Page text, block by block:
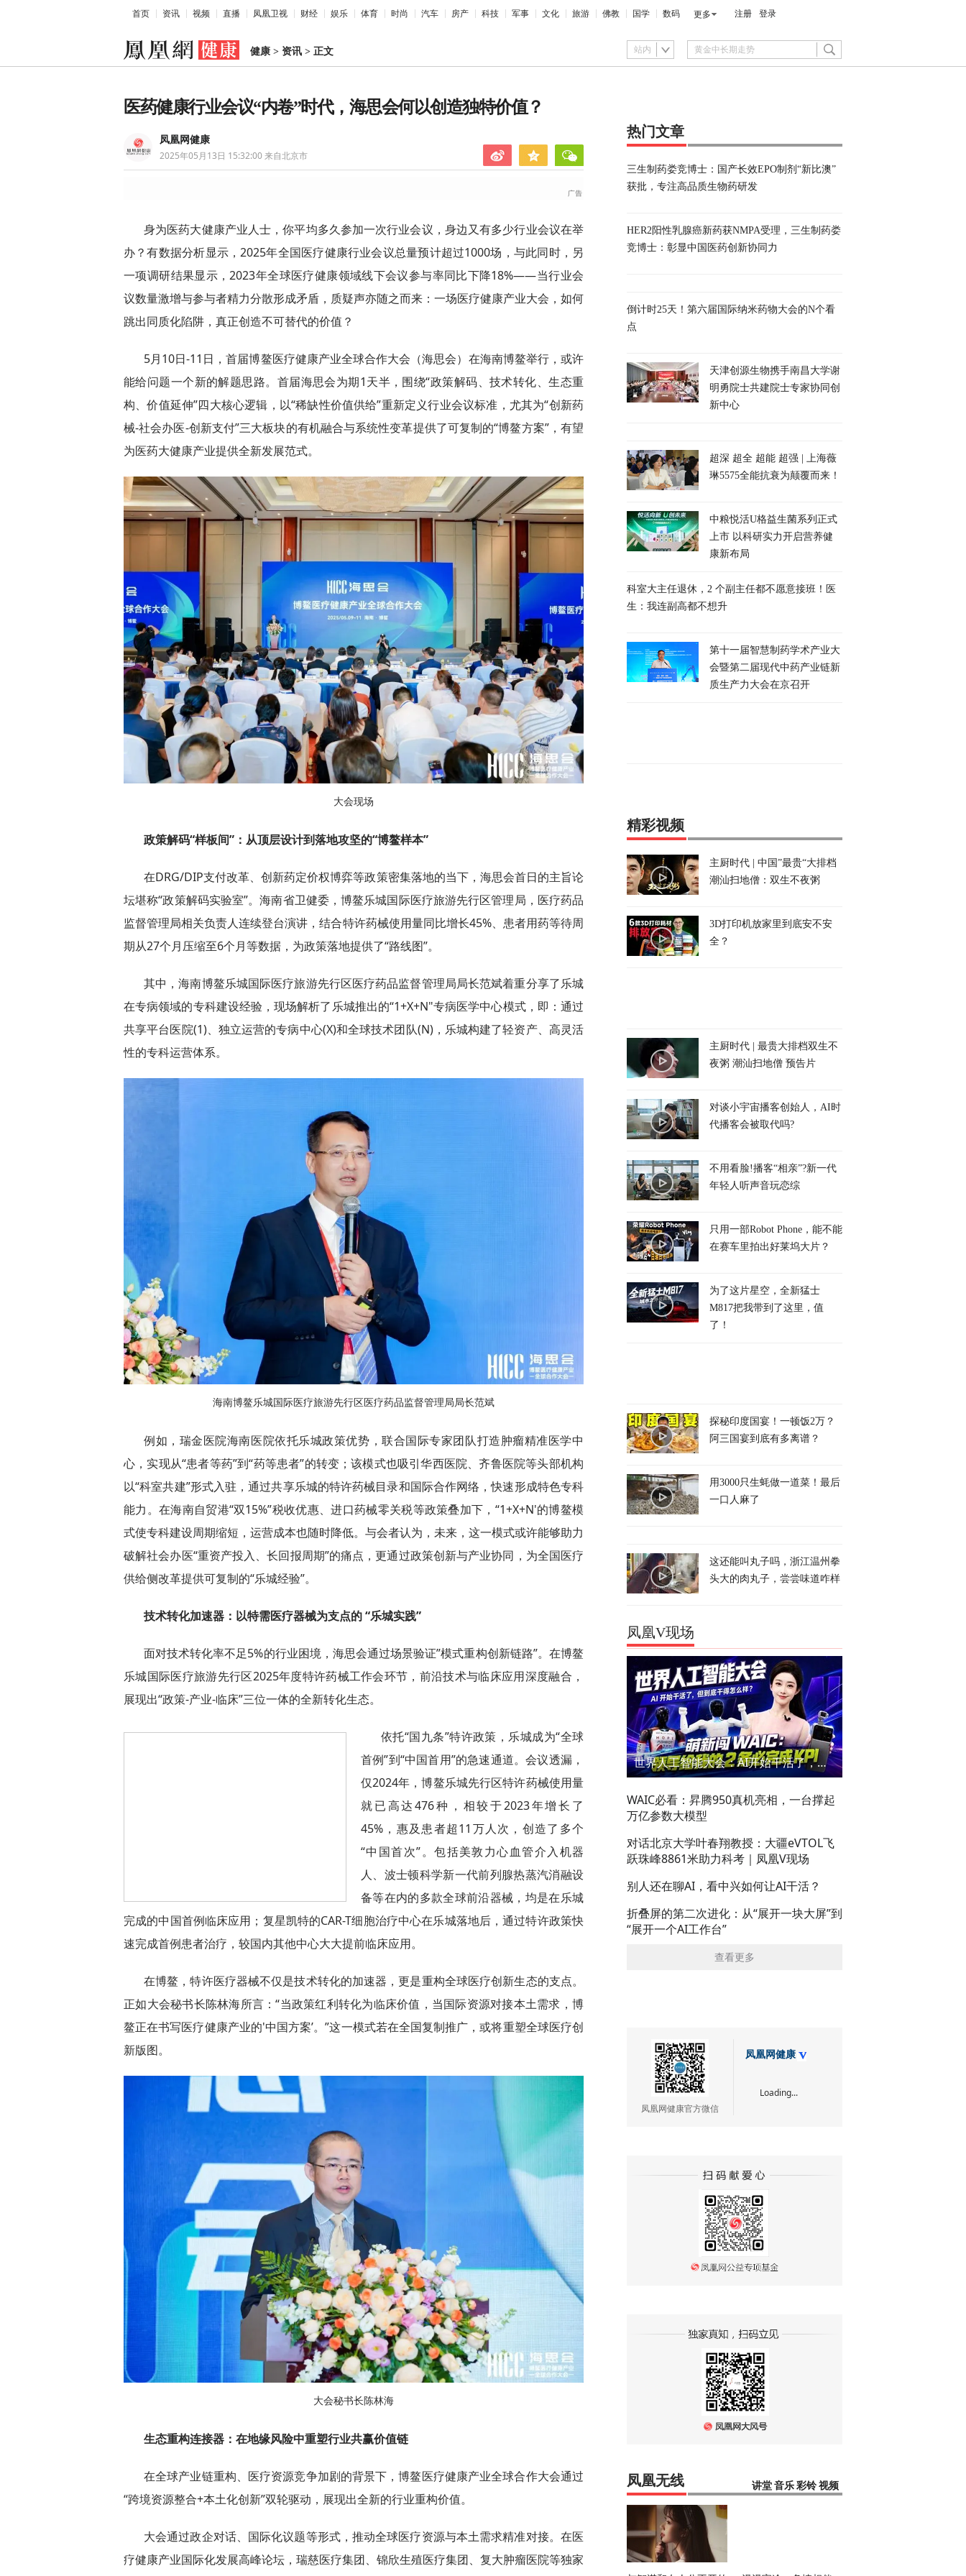
首页 资讯 视频 直播 凤凰卫视 财经 娱乐 体育 时尚 汽车 房产 科技 军事 文化 旅游 佛教 国学 数码 更多 注册 登录
健康 > 资讯 > 正文 站内
医药健康行业会议“内卷”时代，海思会何以创造独特价值？
凤凰网健康
2025年05月13日 15:32:00来自北京市
身为医药大健康产业人士，你平均多久参加一次行业会议，身边又有多少行业会议在举
办？有数据分析显示，2025年全国医疗健康行业会议总量预计超过1000场，与此同时，另
一项调研结果显示，2023年全球医疗健康领域线下会议参与率同比下降18%——当行业会
议数量激增与参与者精力分散形成矛盾，质疑声亦随之而来：一场医疗健康产业大会，如何
跳出同质化陷阱，真正创造不可替代的价值？
5月10日-11日，首届博鳌医疗健康产业全球合作大会（海思会）在海南博鳌举行，或许
能给问题一个新的解题思路。首届海思会为期1天半，围绕“政策解码、技术转化、生态重
构、价值延伸”四大核心逻辑，以“稀缺性价值供给”重新定义行业会议标准，尤其为“创新药
械-社会办医-创新支付”三大板块的有机融合与系统性变革提供了可复制的“博鳌方案”，有望
为医药大健康产业提供全新发展范式。
大会现场
政策解码“样板间”：从顶层设计到落地攻坚的“博鳌样本”
在DRG/DIP支付改革、创新药定价权博弈等政策密集落地的当下，海思会首日的主旨论
坛堪称“政策解码实验室”。海南省卫健委，博鳌乐城国际医疗旅游先行区管理局，医疗药品
监督管理局相关负责人连续登台演讲，结合特许药械使用量同比增长45%、患者用药等待周
期从27个月压缩至6个月等数据，为政策落地提供了“路线图”。
其中，海南博鳌乐城国际医疗旅游先行区医疗药品监督管理局局长范斌着重分享了乐城
在专病领域的专科建设经验，现场解析了乐城推出的“1+X+N"专病医学中心模式，即：通过
共享平台医院(1)、独立运营的专病中心(X)和全球技术团队(N)，乐城构建了轻资产、高灵活
性的专科运营体系。
海南博鳌乐城国际医疗旅游先行区医疗药品监督管理局局长范斌
例如，瑞金医院海南医院依托乐城政策优势，联合国际专家团队打造肿瘤精准医学中
心，实现从“患者等药”到“药等患者”的转变；该模式也吸引华西医院、齐鲁医院等头部机构
以“科室共建”形式入驻，通过共享乐城的特许药械目录和国际合作网络，快速形成特色专科
能力。在海南自贸港“双15%”税收优惠、进口药械零关税等政策叠加下，“1+X+N'的博鳌模
式使专科建设周期缩短，运营成本也随时降低。与会者认为，未来，这一模式或许能够助力
破解社会办医“重资产投入、长回报周期”的痛点，更通过政策创新与产业协同，为全国医疗
供给侧改革提供可复制的“乐城经验”。
技术转化加速器：以特需医疗器械为支点的 “乐城实践”
面对技术转化率不足5%的行业困境，海思会通过场景验证”模式重构创新链路”。在博鳌
乐城国际医疗旅游先行区2025年度特许药械工作会环节，前沿技术与临床应用深度融合，
展现出“政策-产业-临床”三位一体的全新转化生态。
依托“国九条”特许政策，乐城成为“全球
首例”到“中国首用”的急速通道。会议透漏，
仅2024年，博鳌乐城先行区特许药械使用量
就已高达476种，相较于2023年增长了
45%，惠及患者超11万人次，创造了多个
“中国首次”。包括美敦力心血管介入机器
人、波士顿科学新一代前列腺热蒸汽消融设
备等在内的多款全球前沿器械，均是在乐城
完成的中国首例临床应用；复星凯特的CAR-T细胞治疗中心在乐城落地后，通过特许政策快
速完成首例患者治疗，较国内其他中心大大提前临床应用。
在博鳌，特许医疗器械不仅是技术转化的加速器，更是重构全球医疗创新生态的支点。
正如大会秘书长陈林海所言：“当政策红利转化为临床价值，当国际资源对接本土需求，博
鳌正在书写医疗健康产业的'中国方案’。”这一模式若在全国复制推广，或将重塑全球医疗创
新版图。
大会秘书长陈林海
生态重构连接器：在地缘风险中重塑行业共赢价值链
在全球产业链重构、医疗资源竞争加剧的背景下，博鳌医疗健康产业全球合作大会通过
“跨境资源整合+本土化创新”双轮驱动，展现出全新的行业重构价值。
大会通过政企对话、国际化议题等形式，推动全球医疗资源与本土需求精准对接。在医
疗健康产业国际化发展高峰论坛，瑞慈医疗集团、锦欣生殖医疗集团、复大肿瘤医院等独家
热门文章
三生制药娄竞博士：国产长效EPO制剂“新比澳”
获批，专注高品质生物药研发
HER2阳性乳腺癌新药获NMPA受理，三生制药娄
竞博士：彰显中国医药创新协同力
倒计时25天！第六届国际纳米药物大会的N个看
点
天津创源生物携手南昌大学谢
明勇院士共建院士专家协同创
新中心
超深 超全 超能 超强 | 上海薇
琳5575全能抗衰为颠覆而来！
中粮悦活U格益生菌系列正式
上市 以科研实力开启营养健
康新布局
科室大主任退休，2 个副主任都不愿意接班！医
生：我连副高都不想升
第十一届智慧制药学术产业大
会暨第二届现代中药产业链新
质生产力大会在京召开
精彩视频
主厨时代 | 中国”最贵“大排档
潮汕扫地僧：双生不夜粥
3D打印机放家里到底安不安
全？
主厨时代 | 最贵大排档双生不
夜粥 潮汕扫地僧 预告片
对谈小宇宙播客创始人，AI时
代播客会被取代吗?
不用看脸!播客“相亲”?新一代
年轻人听声音玩恋综
只用一部Robot Phone，能不能
在赛车里拍出好莱坞大片？
为了这片星空，全新猛士
M817把我带到了这里，值
了！
探秘印度国宴！一顿饭2万？
阿三国宴到底有多离谱？
用3000只生蚝做一道菜！最后
一口人麻了
这还能叫丸子吗，浙江温州拳
头大的肉丸子，尝尝味道咋样
凤凰V现场
世界人工智能大会：AI开始干活了，但到底干的怎么样？萌新闯WAIC
WAIC必看：昇腾950真机亮相，一台撑起
万亿参数大模型
对话北京大学叶春翔教授：大疆eVTOL飞
跃珠峰8861米助力科考｜凤凰V现场
别人还在聊AI，看中兴如何让AI干活？
折叠屏的第二次进化：从“展开一块大屏”到
“展开一个AI工作台”
查看更多
凤凰网健康官方微信
凤凰网健康
Loading...
讲堂 音乐 彩铃 视频
凤凰无线